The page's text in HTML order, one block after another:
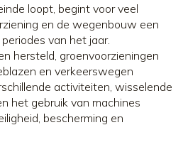
loopt, begint voor veel
en de wegenbouw een
van het jaar.
hersteld, groenvoorzieningen
en verkeerswegen
activiteiten, wisselende
het gebruik van machines
bescherming en